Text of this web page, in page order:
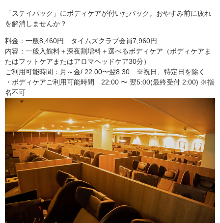
「ステイパック」にボディケアが付いたパック。おやすみ前に疲れ
を解消しませんか？
料金：一般8,460円 タイムズクラブ会員7,960円
内容：一般入館料＋深夜割増料＋選べるボディケア（ボディケアま
たはフットケアまたはアロマヘッドケア30分）
ご利用可能時間：月～金/ 22:00〜翌8:30 ※祝日、特定日を除く
・ボディケアご利用可能時間 22:00 〜 翌5:00(最終受付 2:00) ※指
名不可